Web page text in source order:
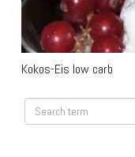
Kokos-Eis low carb